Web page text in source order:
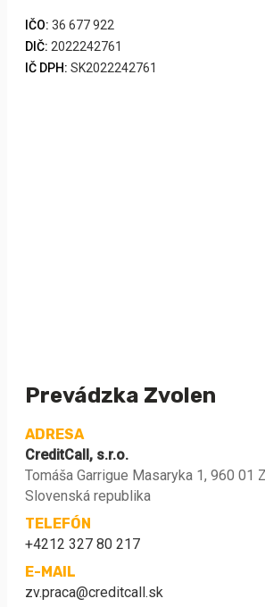
IČO: 36 677 922
DIČ: 2022242761
IČ DPH: SK2022242761
Prevádzka Zvolen
ADRESA
CreditCall, s.r.o.
Tomáša Garrigue Masaryka 1, 960 01
Slovenská republika
TELEFÓN
+4212 327 80 217
E-MAIL
zv.praca@creditcall.sk